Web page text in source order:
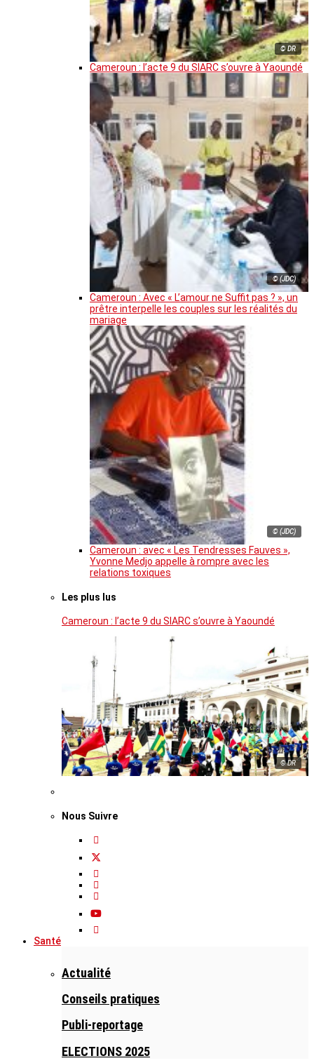
© DR
Cameroun : l’acte 9 du SIARC s’ouvre à Yaoundé
© (JDC)
Cameroun : Avec « L’amour ne Suffit pas ? », un
prêtre interpelle les couples sur les réalités du
mariage
© (JDC)
Cameroun : avec « Les Tendresses Fauves »,
Yvonne Medjo appelle à rompre avec les
relations toxiques
Les plus lus
Cameroun : l’acte 9 du SIARC s’ouvre à Yaoundé
© DR
Nous Suivre
Santé
Actualité
Conseils pratiques
Publi-reportage
ELECTIONS 2025